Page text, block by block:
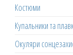
Костюми
Купальники та
Окуляри